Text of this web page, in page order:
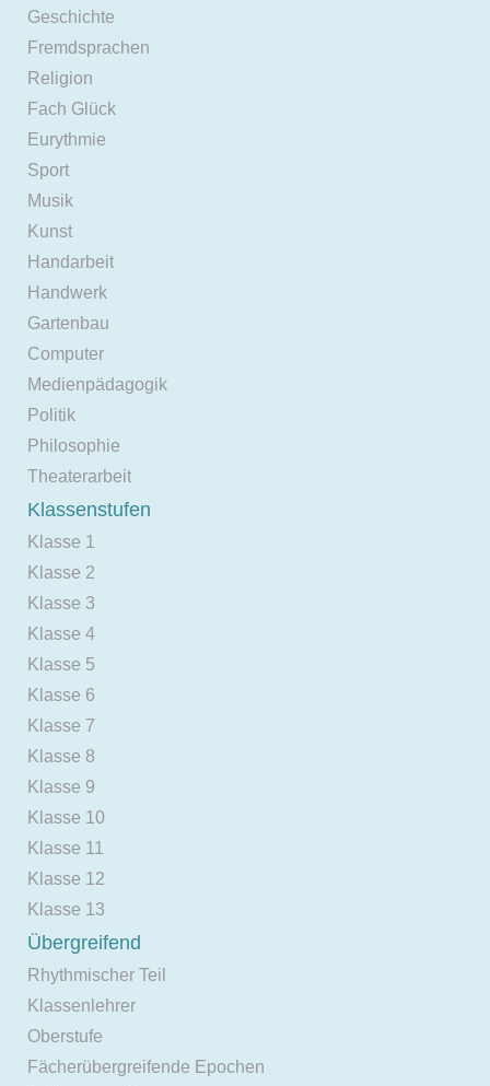
Geschichte
Fremdsprachen
Religion
Fach Glück
Eurythmie
Sport
Musik
Kunst
Handarbeit
Handwerk
Gartenbau
Computer
Medienpädagogik
Politik
Philosophie
Theaterarbeit
Klassenstufen
Klasse 1
Klasse 2
Klasse 3
Klasse 4
Klasse 5
Klasse 6
Klasse 7
Klasse 8
Klasse 9
Klasse 10
Klasse 11
Klasse 12
Klasse 13
Übergreifend
Rhythmischer Teil
Klassenlehrer
Oberstufe
Fächerübergreifende Epochen